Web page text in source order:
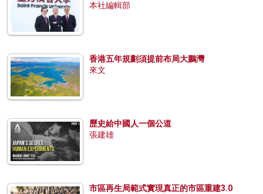
本社編輯部
香港五年規劃須提前布局大鵬灣
來文
歷史給中國人一個公道
張建雄
市區再生局範式實現真正的市區重建3.0